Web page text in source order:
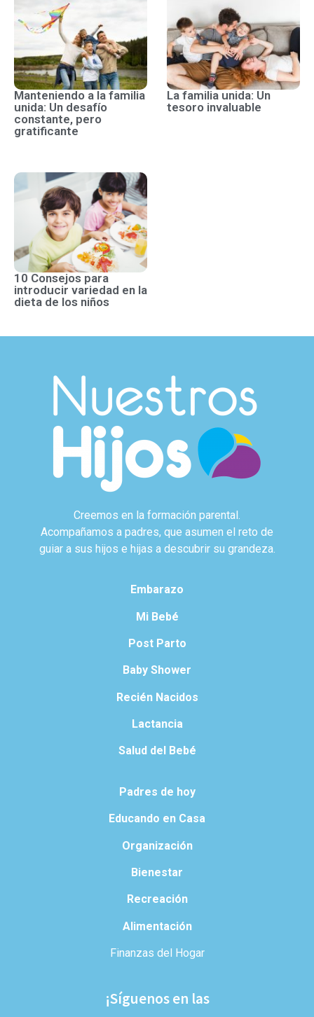
Manteniendo a la familia
unida: Un desafío
constante, pero
gratificante
La familia unida: Un
tesoro invaluable
10 Consejos para
introducir variedad en la
dieta de los niños
Creemos en la formación parental.
Acompañamos a padres, que asumen el reto de
guiar a sus hijos e hijas a descubrir su grandeza.
Embarazo
Mi Bebé
Post Parto
Baby Shower
Recién Nacidos
Lactancia
Salud del Bebé
Padres de hoy
Educando en Casa
Organización
Bienestar
Recreación
Alimentación
Finanzas del Hogar
¡Síguenos en las